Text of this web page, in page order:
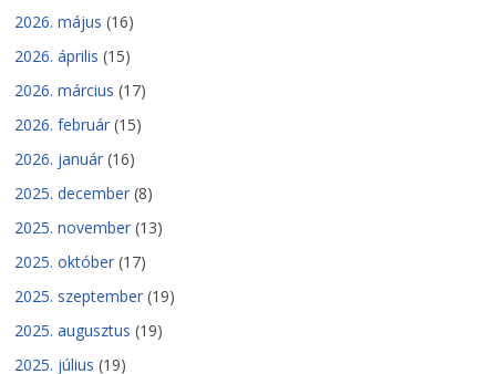
2026. május (16)
2026. április (15)
2026. március (17)
2026. február (15)
2026. január (16)
2025. december (8)
2025. november (13)
2025. október (17)
2025. szeptember (19)
2025. augusztus (19)
2025. július (19)